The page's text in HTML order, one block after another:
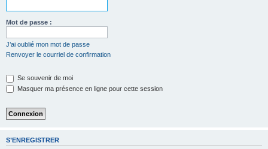
Mot de passe :
J’ai oublié mon mot de passe
Renvoyer le courriel de confirmation
Se souvenir de moi
Masquer ma présence en ligne pour cette session
S’ENREGISTRER